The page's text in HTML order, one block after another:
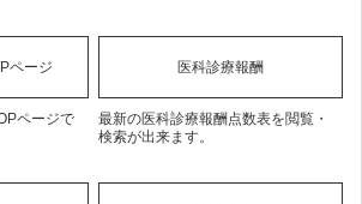
ページ
ページで
医科診療報酬
最新の医科診療報酬点数表を閲覧・
検索が出来ます。